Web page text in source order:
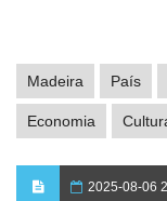
Madeira País
Economia
2025-08-06